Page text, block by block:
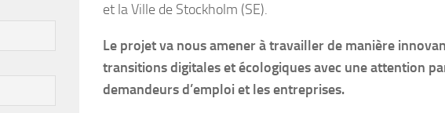
et la Ville de Stockholm (SE).
Le projet va nous amener à travailler de manière
transitions digitales et écologiques avec une attention
demandeurs d’emploi et les entreprises.